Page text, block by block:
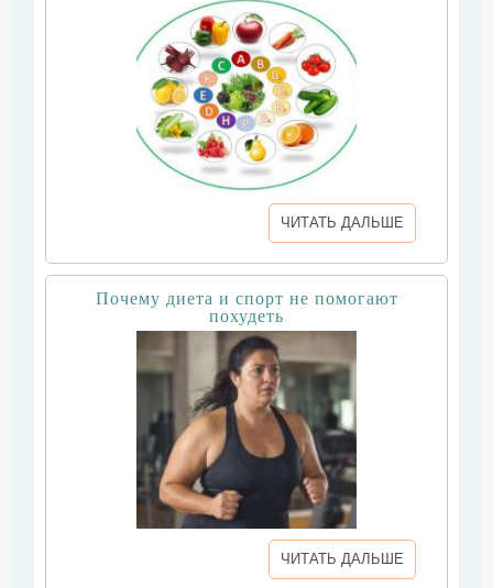
ЧИТАТЬ ДАЛЬШЕ
Почему диета и спорт не помогают
похудеть
ЧИТАТЬ ДАЛЬШЕ